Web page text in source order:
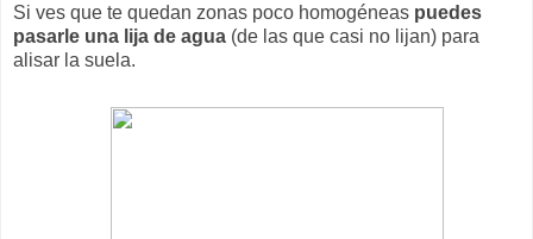
Si ves que te quedan zonas poco homogéneas puedes
pasarle una lija de agua (de las que casi no lijan) para
alisar la suela.